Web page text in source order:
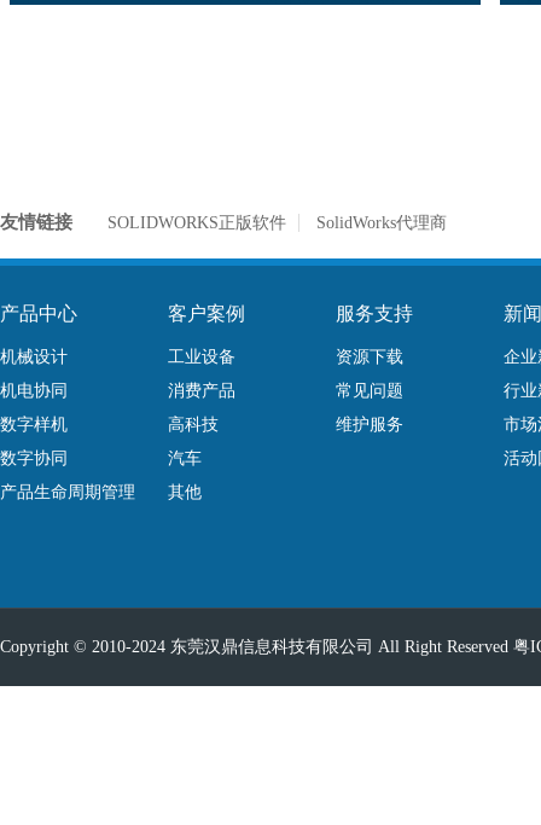
友情链接 SOLIDWORKS正版软件 SolidWorks代理商
产品中心
机械设计
机电协同
数字样机
数字协同
产品生命周期管理
客户案例
工业设备
消费产品
高科技
汽车
其他
服务支持
资源下载
常见问题
维护服务
新
企业
行业
市场
活动
Copyright © 2010-2024 东莞汉鼎信息科技有限公司 All Right Reserved 粤